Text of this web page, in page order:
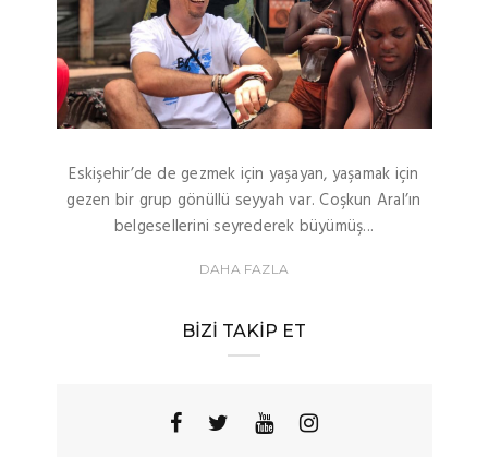
Eskişehir’de de gezmek için yaşayan, yaşamak için
gezen bir grup gönüllü seyyah var. Coşkun Aral’ın
belgesellerini seyrederek büyümüş...
DAHA FAZLA
BIZI TAKIP ET